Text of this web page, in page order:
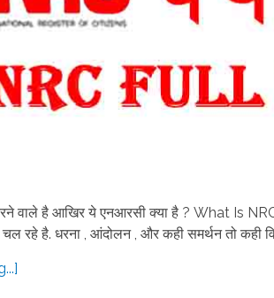
वाले है आखिर ये एनआरसी क्या है ? What Is
रहे है. धरना , आंदोलन , और कही समर्थन तो कही